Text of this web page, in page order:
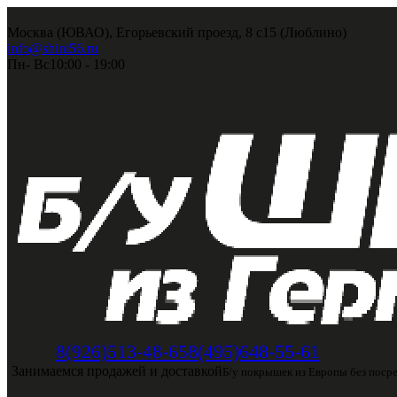
Москва (ЮВАО), Егорьевский проезд, 8 с15 (Люблино)
info@shini56.ru
Пн- Вс 10:00 - 19:00
8(926)513-48-658(495)648-55-61
Занимаемся продажей и доставкой Б/у покрышек из Европы без